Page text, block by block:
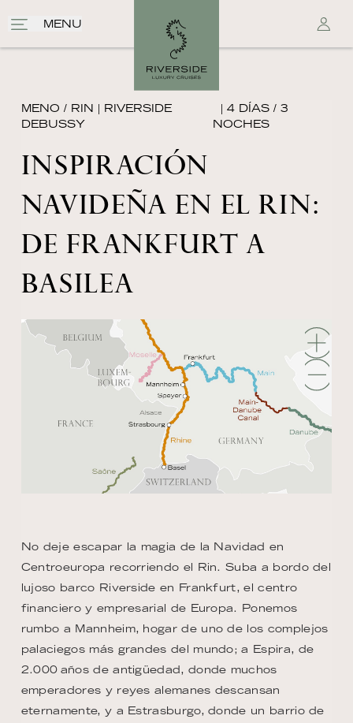
MENU
MENO / RIN | RIVERSIDE
DEBUSSY
| 4 DÍAS / 3
NOCHES
INSPIRACIÓN
NAVIDEÑA EN EL RIN׃
DE FRANKFURT A
BASILEA
No deje escapar la magia de la Navidad en
Centroeuropa recorriendo el Rin. Suba a bordo del
lujoso barco Riverside en Frankfurt, el centro
financiero y empresarial de Europa. Ponemos
rumbo a Mannheim, hogar de uno de los complejos
palaciegos más grandes del mundo; a Espira, de
2.000 años de antigüedad, donde muchos
emperadores y reyes alemanes descansan
eternamente, y a Estrasburgo, donde un barrio de